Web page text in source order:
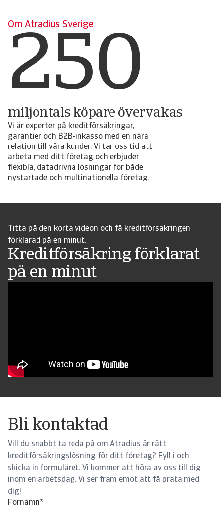
Om Atradius Sverige
250
Vi är experter på kreditförsäkringar,
garantier och B2B-inkasso med en nära
relation till våra kunder. Vi tar oss tid att
arbeta med ditt företag och erbjuder
flexibla, datadrivna lösningar för både
nystartade och multinationella företag.
Titta på den korta videon och få kreditförsäkringen
förklarad på en minut.
Kreditförsäkring förklarat
på en minut
Bli kontaktad
Vill du snabbt ta reda på om Atradius är rätt
kreditförsäkringslösning för ditt företag? Fyll i och
skicka in formuläret. Vi kommer att höra av oss till dig
inom en arbetsdag. Vi ser fram emot att få prata med
dig!
Förnamn*